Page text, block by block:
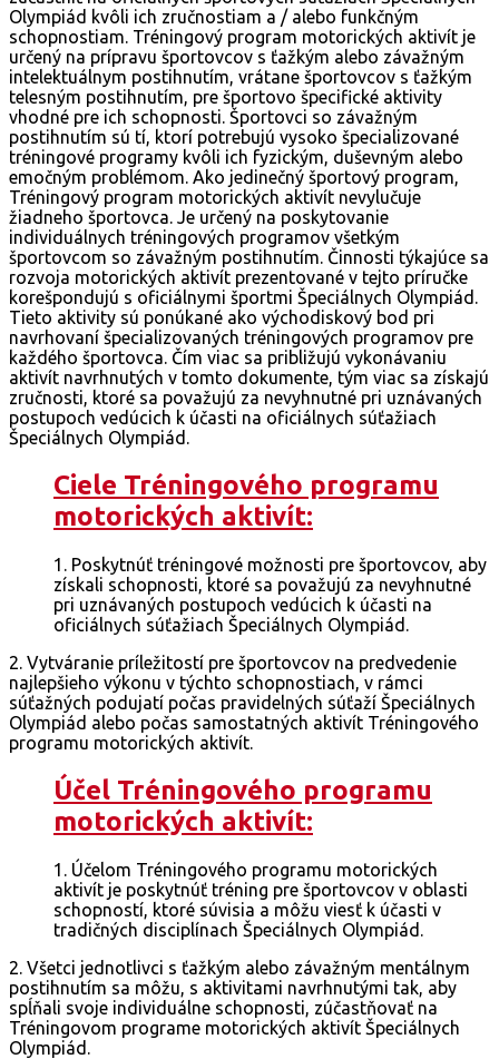
Olympiád kvôli ich zručnostiam a / alebo funkčným
schopnostiam. Tréningový program motorických aktivít je
určený na prípravu športovcov s ťažkým alebo závažným
intelektuálnym postihnutím, vrátane športovcov s ťažkým
telesným postihnutím, pre športovo špecifické aktivity
vhodné pre ich schopnosti. Športovci so závažným
postihnutím sú tí, ktorí potrebujú vysoko špecializované
tréningové programy kvôli ich fyzickým, duševným alebo
emočným problémom. Ako jedinečný športový program,
Tréningový program motorických aktivít nevylučuje
žiadneho športovca. Je určený na poskytovanie
individuálnych tréningových programov všetkým
športovcom so závažným postihnutím. Činnosti týkajúce sa
rozvoja motorických aktivít prezentované v tejto príručke
korešpondujú s oficiálnymi športmi Špeciálnych Olympiád.
Tieto aktivity sú ponúkané ako východiskový bod pri
navrhovaní špecializovaných tréningových programov pre
každého športovca. Čím viac sa približujú vykonávaniu
aktivít navrhnutých v tomto dokumente, tým viac sa získajú
zručnosti, ktoré sa považujú za nevyhnutné pri uznávaných
postupoch vedúcich k účasti na oficiálnych súťažiach
Špeciálnych Olympiád.
Ciele Tréningového programu
motorických aktivít:
1. Poskytnúť tréningové možnosti pre športovcov, aby
získali schopnosti, ktoré sa považujú za nevyhnutné
pri uznávaných postupoch vedúcich k účasti na
oficiálnych súťažiach Špeciálnych Olympiád.
2. Vytváranie príležitostí pre športovcov na predvedenie
najlepšieho výkonu v týchto schopnostiach, v rámci
súťažných podujatí počas pravidelných súťaží Špeciálnych
Olympiád alebo počas samostatných aktivít Tréningového
programu motorických aktivít.
Účel Tréningového programu
motorických aktivít:
1. Účelom Tréningového programu motorických
aktivít je poskytnúť tréning pre športovcov v oblasti
schopností, ktoré súvisia a môžu viesť k účasti v
tradičných disciplínach Špeciálnych Olympiád.
2. Všetci jednotlivci s ťažkým alebo závažným mentálnym
postihnutím sa môžu, s aktivitami navrhnutými tak, aby
spĺňali svoje individuálne schopnosti, zúčastňovať na
Tréningovom programe motorických aktivít Špeciálnych
Olympiád.